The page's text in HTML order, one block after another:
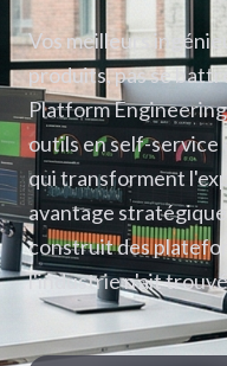
Vos meilleurs
produits, pas se
Platform
outils en self-service
qui transforment
avantage
construit des
l'industrie n'ait trouvé